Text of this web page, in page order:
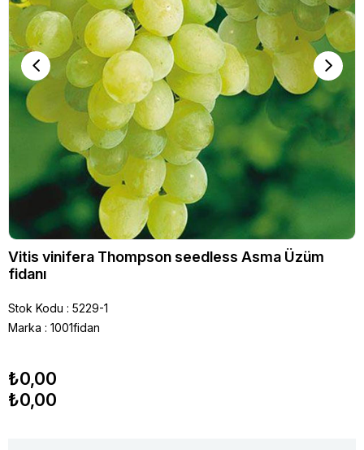
Vitis vinifera Thompson seedless Asma Üzüm
fidanı
Stok Kodu
5229-1
Marka : 1001fidan
₺0,00
₺0,00